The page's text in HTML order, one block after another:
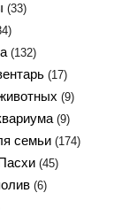
(33)
(132)
(17)
(9)
(9)
семьи (174)
(45)
(6)